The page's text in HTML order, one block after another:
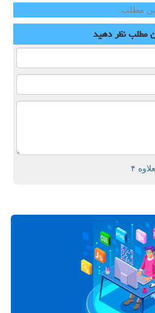
مطلب
مطلبنظر دهید